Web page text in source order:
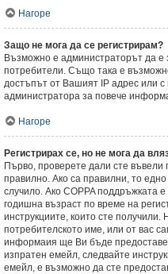
Нагоре
Защо не мога да се регистрирам?
Възможно е администраторът да е
потребители. Също така е
достъпът от Вашият IP адрес или
администратора за повече
Нагоре
Регистрирах се, но не мога да
Първо, проверете дали сте
правилно. Ако са правилни, то
случило. Ако COPPA поддръжката
годишна възраст по време на
инструкциите, които сте
потребителското име, или от вас
информаия ще Ви бъде
изпратен емейл, следвайте
емейл, е възможно да сте